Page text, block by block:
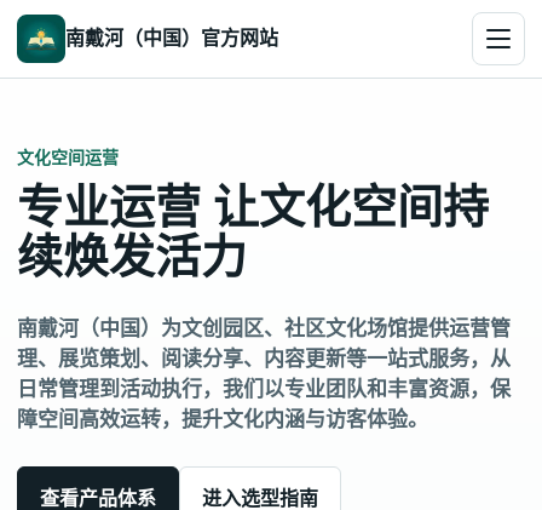
南戴河（中国）官方网站
文化空间运营
专业运营 让文化空间持
续焕发活力
南戴河（中国）为文创园区、社区文化场馆提供运营管
理、展览策划、阅读分享、内容更新等一站式服务，从
日常管理到活动执行，我们以专业团队和丰富资源，保
障空间高效运转，提升文化内涵与访客体验。
查看产品体系 进入选型指南